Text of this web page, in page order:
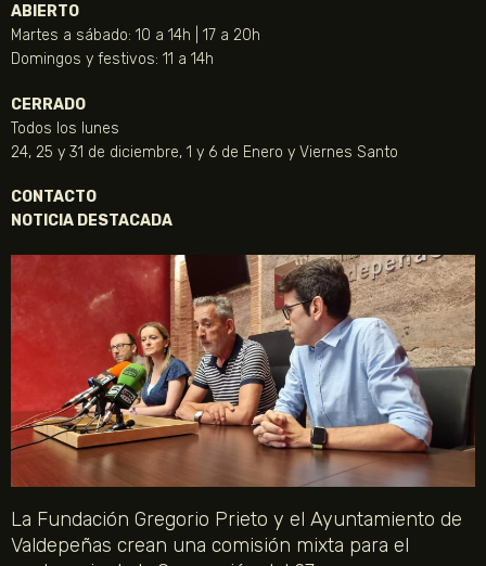
ABIERTO
Martes a sábado: 10 a 14h | 17 a 20h
Domingos y festivos: 11 a 14h
CERRADO
Todos los lunes
24, 25 y 31 de diciembre, 1 y 6 de Enero y Viernes Santo
CONTACTO
NOTICIA DESTACADA
La Fundación Gregorio Prieto y el Ayuntamiento de
Valdepeñas crean una comisión mixta para el